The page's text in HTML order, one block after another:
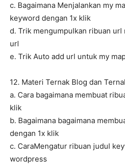
c. Bagaimana Menjalankan my
keyword dengan 1x klik
d. Trik mengumpulkan ribuan url
url
e. Trik Auto add url untuk my
12. Materi Ternak Blog dan
a. Cara bagaimana membuat
klik
b. Bagaimana bagaimana
dengan 1x klik
c. CaraMengatur ribuan judul
wordpress